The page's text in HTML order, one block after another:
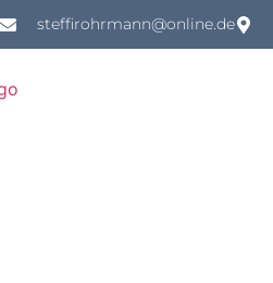
steffirohrmann@online.de